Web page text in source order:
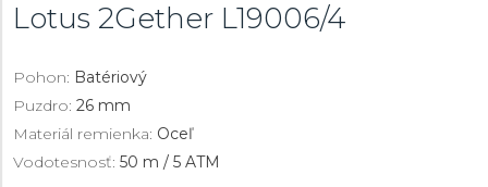
Lotus 2Gether L19006/4
Pohon: Batériový
Puzdro: 26 mm
Materiál remienka: Oceľ
Vodotesnosť: 50 m / 5 ATM